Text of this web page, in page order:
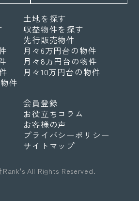
土地を探す
収益物件を探す
先行販売物件
月々6万円台の物件
月々8万円台の物件
月々10万円台の物件
件
会員登録
お役立ちコラム
お客様の声
プライバシーポリシー
サイトマップ
All Rights Reserved.